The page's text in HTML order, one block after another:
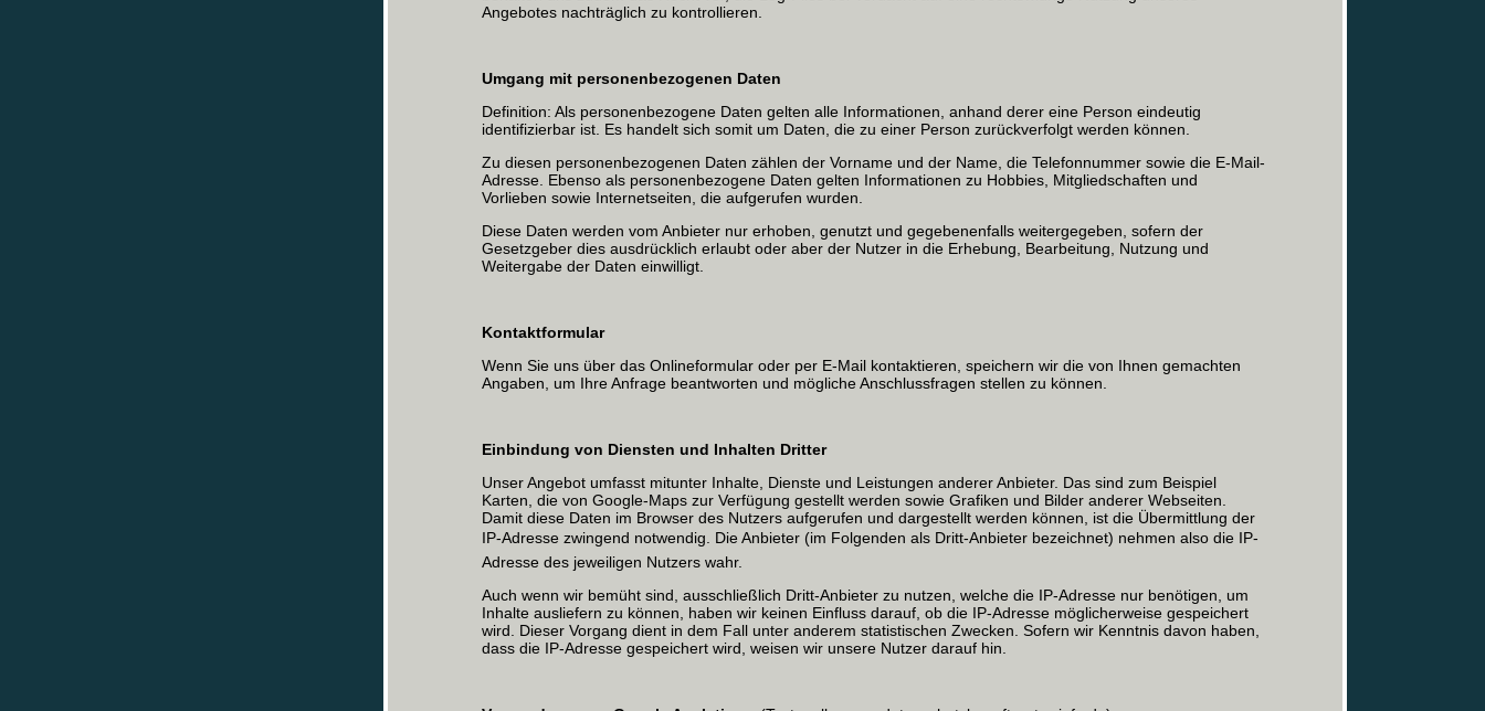
Angebotes nachträglich zu kontrollieren.
Umgang mit personenbezogenen Daten
Definition: Als personenbezogene Daten gelten alle Informationen, anhand derer eine Person eindeutig
identifizierbar ist. Es handelt sich somit um Daten, die zu einer Person zurückverfolgt werden können.
Zu diesen personenbezogenen Daten zählen der Vorname und der Name, die Telefonnummer sowie die E-Mail-
Adresse. Ebenso als personenbezogene Daten gelten Informationen zu Hobbies, Mitgliedschaften und
Vorlieben sowie Internetseiten, die aufgerufen wurden.
Diese Daten werden vom Anbieter nur erhoben, genutzt und gegebenenfalls weitergegeben, sofern der
Gesetzgeber dies ausdrücklich erlaubt oder aber der Nutzer in die Erhebung, Bearbeitung, Nutzung und
Weitergabe der Daten einwilligt.
Kontaktformular
Wenn Sie uns über das Onlineformular oder per E-Mail kontaktieren, speichern wir die von Ihnen gemachten
Angaben, um Ihre Anfrage beantworten und mögliche Anschlussfragen stellen zu können.
Einbindung von Diensten und Inhalten Dritter
Unser Angebot umfasst mitunter Inhalte, Dienste und Leistungen anderer Anbieter. Das sind zum Beispiel
Karten, die von Google-Maps zur Verfügung gestellt werden sowie Grafiken und Bilder anderer Webseiten.
Damit diese Daten im Browser des Nutzers aufgerufen und dargestellt werden können, ist die Übermittlung der
IP-Adresse zwingend notwendig. Die Anbieter (im Folgenden als Dritt-Anbieter bezeichnet) nehmen also die IP-
Adresse des jeweiligen Nutzers wahr.
Auch wenn wir bemüht sind, ausschließlich Dritt-Anbieter zu nutzen, welche die IP-Adresse nur benötigen, um
Inhalte ausliefern zu können, haben wir keinen Einfluss darauf, ob die IP-Adresse möglicherweise gespeichert
wird. Dieser Vorgang dient in dem Fall unter anderem statistischen Zwecken. Sofern wir Kenntnis davon haben,
dass die IP-Adresse gespeichert wird, weisen wir unsere Nutzer darauf hin.